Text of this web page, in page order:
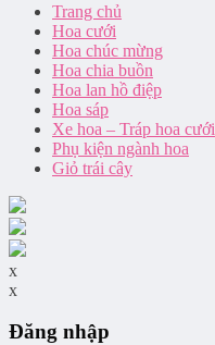
Trang chủ
Hoa cưới
Hoa chúc mừng
Hoa chia buồn
Hoa lan hồ điệp
Hoa sáp
Xe hoa – Tráp hoa cưới
Phụ kiện ngành hoa
Giỏ trái cây
x
x
Đăng nhập